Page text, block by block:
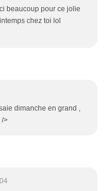
beaucoup pour ce jolie
chez toi lol
dimanche en grand ,
/>